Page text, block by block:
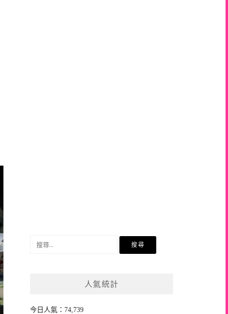
人氣統計
今日人氣：74,739